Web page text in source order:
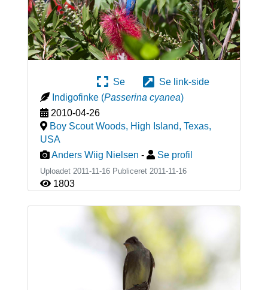
Se
Se link-side
Indigofinke (Passerina cyanea)
2010-04-26
Boy Scout Woods, High Island, Texas,
USA
Anders Wiig Nielsen - Se profil
Uploadet 2011-11-16 Publiceret 2011-11-16
1803